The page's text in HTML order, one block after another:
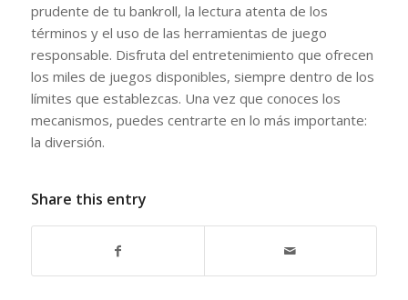
prudente de tu bankroll, la lectura atenta de los
términos y el uso de las herramientas de juego
responsable. Disfruta del entretenimiento que ofrecen
los miles de juegos disponibles, siempre dentro de los
límites que establezcas. Una vez que conoces los
mecanismos, puedes centrarte en lo más importante:
la diversión.
Share this entry